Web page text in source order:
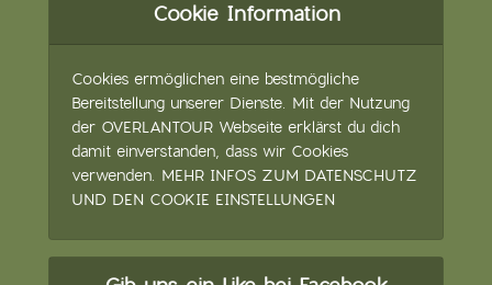
Cookie Information
Cookies ermöglichen eine bestmögliche
Bereitstellung unserer Dienste. Mit der Nutzung
der OVERLANTOUR Webseite erklärst du dich
damit einverstanden, dass wir Cookies
verwenden. MEHR INFOS ZUM DATENSCHUTZ
UND DEN COOKIE EINSTELLUNGEN